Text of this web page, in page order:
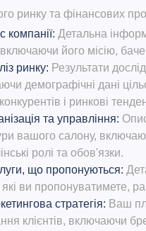
ринку та фінансових
компанії: Детальна
його місію,
ринку: Результати
демографічні дані
і ринкові
та управління:
вашого салону,
ролі та обов'язки.
що пропонуються:
які ви пропонуватимете,
стратегія: Ваш
клієнтів, включаючи